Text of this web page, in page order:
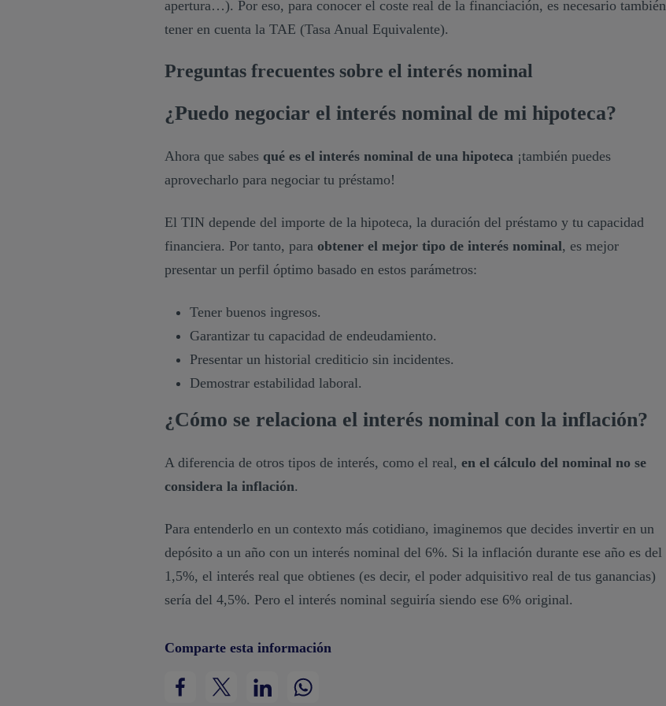
apertura…). Por eso, para conocer el coste real de la financiación, es necesario también
tener en cuenta la TAE (Tasa Anual Equivalente).
Preguntas frecuentes sobre el interés nominal
¿Puedo negociar el interés nominal de mi hipoteca?
Ahora que sabes qué es el interés nominal de una hipoteca ¡también puedes
aprovecharlo para negociar tu préstamo!
El TIN depende del importe de la hipoteca, la duración del préstamo y tu capacidad
financiera. Por tanto, para obtener el mejor tipo de interés nominal, es mejor
presentar un perfil óptimo basado en estos parámetros:
Tener buenos ingresos.
Garantizar tu capacidad de endeudamiento.
Presentar un historial crediticio sin incidentes.
Demostrar estabilidad laboral.
¿Cómo se relaciona el interés nominal con la inflación?
A diferencia de otros tipos de interés, como el real, en el cálculo del nominal no se
considera la inflación.
Para entenderlo en un contexto más cotidiano, imaginemos que decides invertir en un
depósito a un año con un interés nominal del 6%. Si la inflación durante ese año es del
1,5%, el interés real que obtienes (es decir, el poder adquisitivo real de tus ganancias)
sería del 4,5%. Pero el interés nominal seguiría siendo ese 6% original.
Comparte esta información